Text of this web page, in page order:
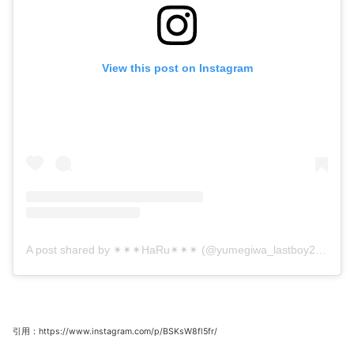
View this post on Instagram
引用：https://www.instagram.com/p/BSKsW8fl5fr/